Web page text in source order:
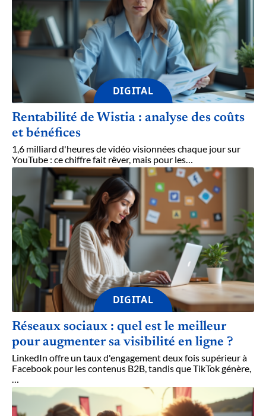
DIGITAL
Rentabilité de Wistia : analyse des coûts
et bénéfices
1,6 milliard d'heures de vidéo visionnées chaque jour sur
YouTube : ce chiffre fait rêver, mais pour les
DIGITAL
Réseaux sociaux : quel est le meilleur
pour augmenter sa visibilité en ligne ?
LinkedIn offre un taux d'engagement deux fois supérieur à
Facebook pour les contenus B2B, tandis que TikTok génère,
…